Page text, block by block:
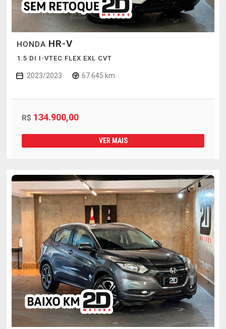
HONDA HR-V
1.5 DI I-VTEC FLEX EXL CVT
2023/2023 67.645 km
R$ 134.900,00
VER MAIS